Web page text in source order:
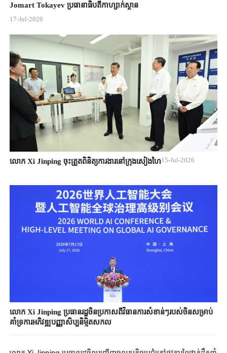
Jomart ​Tokayev ​ប្រធានាធិបតី​កាហ្សាក់ស្ថាន​
17-Jul-2026
លោក Xi Jinping ចុះត្រួតពិនិត្យការងារនៅក្រុងសៀងហៃ15-Jul-2026
លោក Xi ​Jinping ​ប្រធានរដ្ឋចិន​ប្រកាសពី​វិធានការ​សំខាន់ៗ​របស់ចិន​សម្រាប់
គាំទ្រ​ការអភិវឌ្ឍ​បញ្ញាសិប្បនិមិ្មត​សកល​